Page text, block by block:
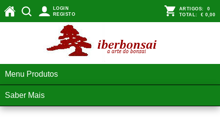
LOGIN
REGISTO
ARTIGOS: 0
TOTAL: € 0,00
Menu Produtos
Saber Mais